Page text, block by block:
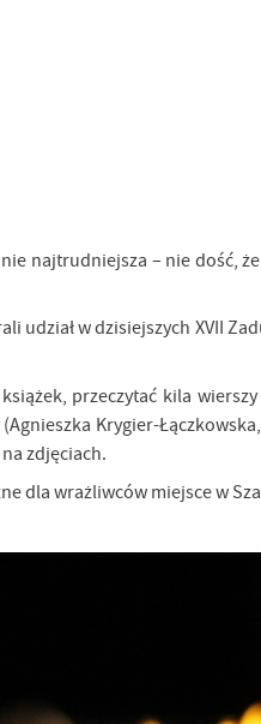
najtrudniejsza – nie dość,
w dzisiejszych XVII
przeczytać kila
Krygier-
zdjęciach.
dla wrażliwców miejsce w